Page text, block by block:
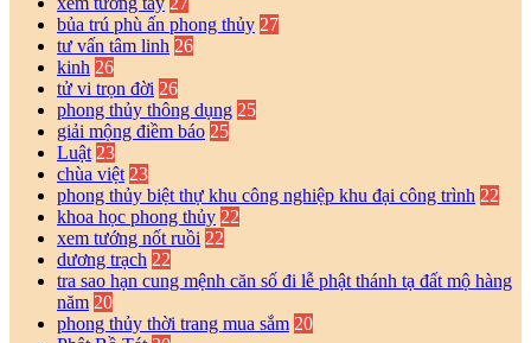
bủa trú phù ấn phong thủy 27
tư vấn tâm linh 26
kinh 26
tử vi trọn đời 26
phong thủy thông dụng 25
giải mộng điềm báo 25
Luật 23
chùa việt 23
phong thủy biệt thự khu công nghiệp khu đại công trình 22
khoa học phong thủy 22
xem tướng nốt ruồi 22
dương trạch 22
tra sao hạn cung mệnh căn số đi lễ phật thánh tạ đất mộ hàng
năm 20
phong thủy thời trang mua sắm 20